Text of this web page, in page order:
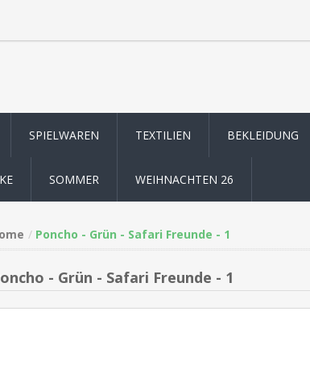
SPIELWAREN TEXTILIEN BEKLEIDUNG
SOMMER WEIHNACHTEN 26
Poncho - Grün - Safari Freunde - 1
- Grün - Safari Freunde - 1